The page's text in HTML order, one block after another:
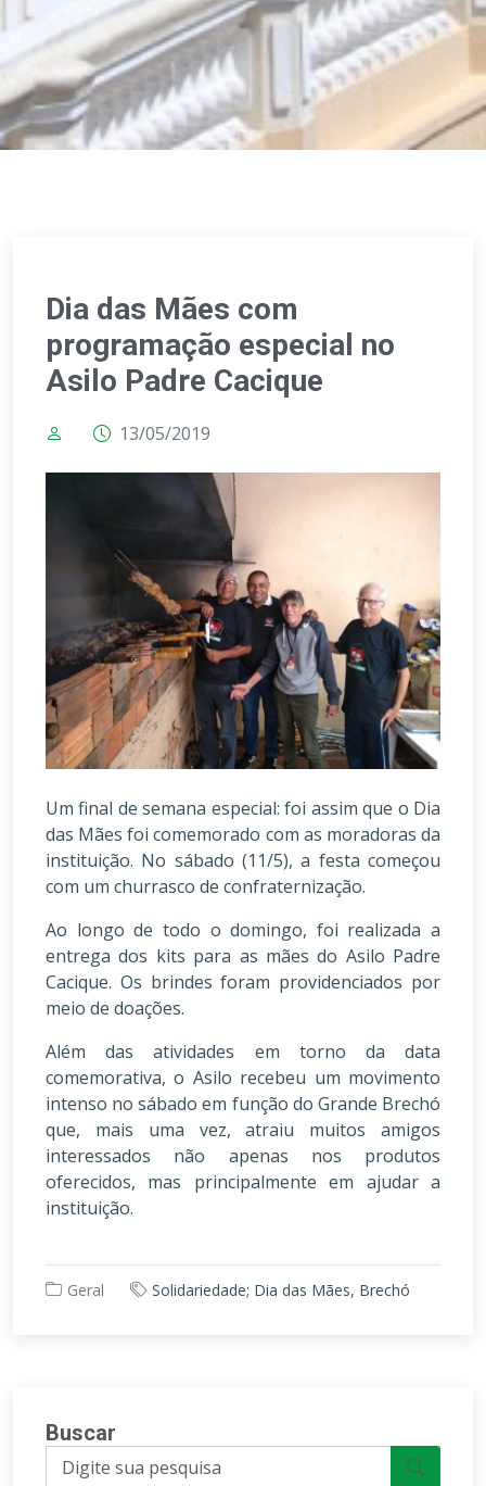
Dia das Mães com
programação especial no
Asilo Padre Cacique
13/05/2019
Um final de semana especial: foi assim que o Dia
das Mães foi comemorado com as moradoras da
instituição. No sábado (11/5), a festa começou
com um churrasco de confraternização.
Ao longo de todo o domingo, foi realizada a
entrega dos kits para as mães do Asilo Padre
Cacique. Os brindes foram providenciados por
meio de doações.
Além das atividades em torno da data
comemorativa, o Asilo recebeu um movimento
intenso no sábado em função do Grande Brechó
que, mais uma vez, atraiu muitos amigos
interessados não apenas nos produtos
oferecidos, mas principalmente em ajudar a
instituição.
Geral Solidariedade; Dia das Mães, Brechó
Buscar